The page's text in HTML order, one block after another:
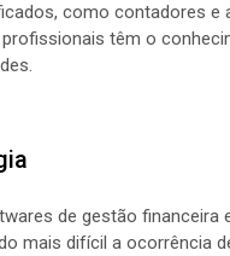
como contadores e
têm o
de gestão
mais difícil a ocorrência